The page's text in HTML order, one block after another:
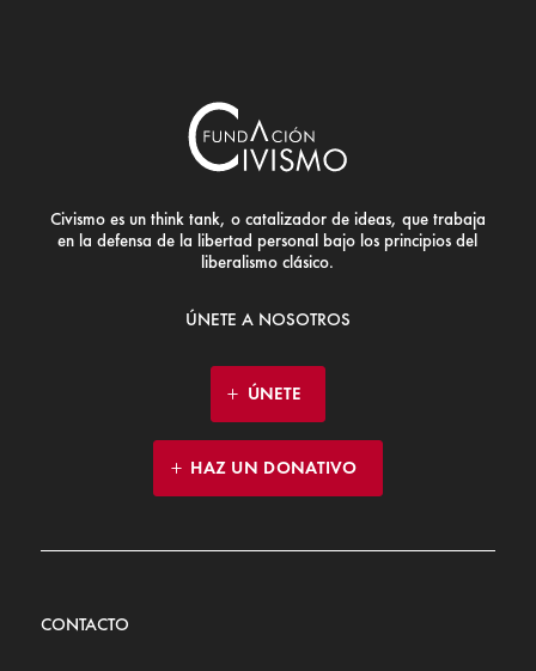
Civismo es un think tank, o catalizador de ideas, que trabaja
en la defensa de la libertad personal bajo los principios del
liberalismo clásico.
ÚNETE A NOSOTROS
ÚNETE
HAZ UN DONATIVO
CONTACTO